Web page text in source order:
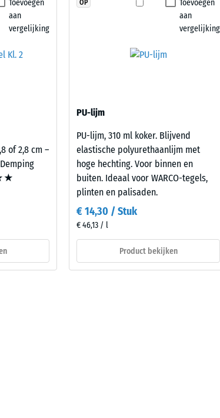
verzorging gewenst zijn.
abrasieve slijtage – Schaalwaarde 2 = "goed" (BS 7188)
– Score 4 = Infiltratie ca. 600 mm/u (600 l/h/m²)
4 = gemiddelde acceptatiehoek ca. 16°, groep R10
product
Toevoegen
aan
vergelijking
of 2,8 cm –
Toevoegen
aan
vergelijking
OP
PU-lijm
PU-lijm, 310 ml koker. Blijvend
elastische polyurethaanlijm met
hoge hechting. Voor binnen en
buiten. Ideaal voor WARCO-tegels,
plinten en palisaden.
€ 14,30 / Stuk
€ 46,13 / l
Product bekijken